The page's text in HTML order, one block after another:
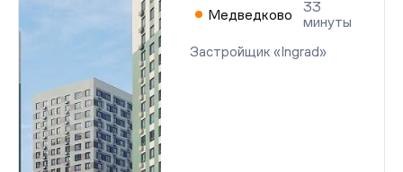
Медведково
33
минуты
Застройщик «Ingrad»